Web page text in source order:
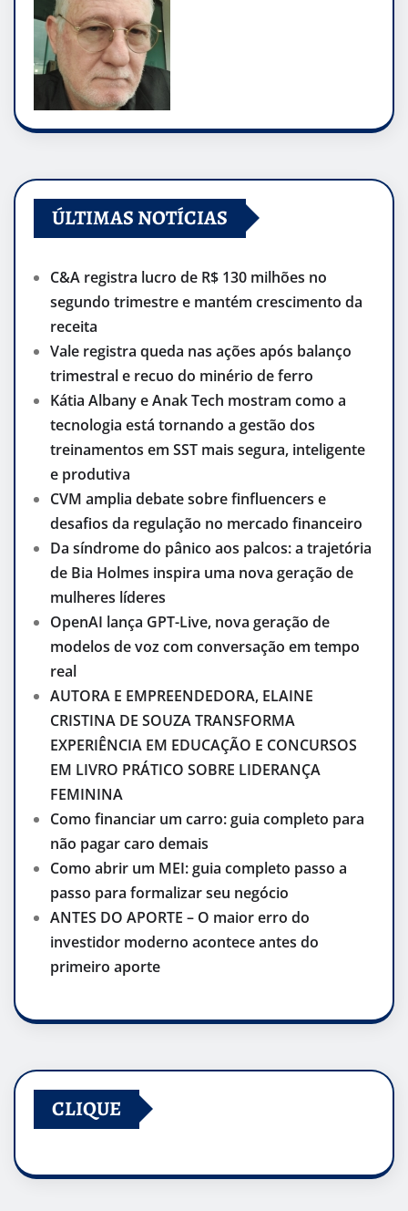
ÚLTIMAS NOTÍCIAS
C&A registra lucro de R$ 130 milhões no
segundo trimestre e mantém crescimento da
receita
Vale registra queda nas ações após balanço
trimestral e recuo do minério de ferro
Kátia Albany e Anak Tech mostram como a
tecnologia está tornando a gestão dos
treinamentos em SST mais segura, inteligente
e produtiva
CVM amplia debate sobre finfluencers e
desafios da regulação no mercado financeiro
Da síndrome do pânico aos palcos: a trajetória
de Bia Holmes inspira uma nova geração de
mulheres líderes
OpenAI lança GPT-Live, nova geração de
modelos de voz com conversação em tempo
real
AUTORA E EMPREENDEDORA, ELAINE
CRISTINA DE SOUZA TRANSFORMA
EXPERIÊNCIA EM EDUCAÇÃO E CONCURSOS
EM LIVRO PRÁTICO SOBRE LIDERANÇA
FEMININA
Como financiar um carro: guia completo para
não pagar caro demais
Como abrir um MEI: guia completo passo a
passo para formalizar seu negócio
ANTES DO APORTE – O maior erro do
investidor moderno acontece antes do
primeiro aporte
CLIQUE